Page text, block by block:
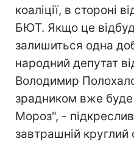
коаліції, в стороні
БЮТ. Якщо це
залишиться одна
народний депутат
Володимир
зрадником вже
Мороз", -
завтрашній круглий